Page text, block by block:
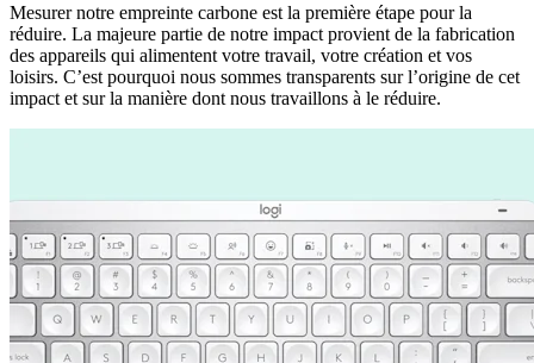
Mesurer notre empreinte carbone est la première étape pour la
réduire. La majeure partie de notre impact provient de la fabrication
des appareils qui alimentent votre travail, votre création et vos
loisirs. C’est pourquoi nous sommes transparents sur l’origine de cet
impact et sur la manière dont nous travaillons à le réduire.